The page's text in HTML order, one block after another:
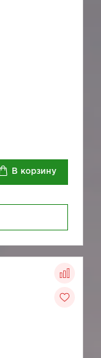
В корзину